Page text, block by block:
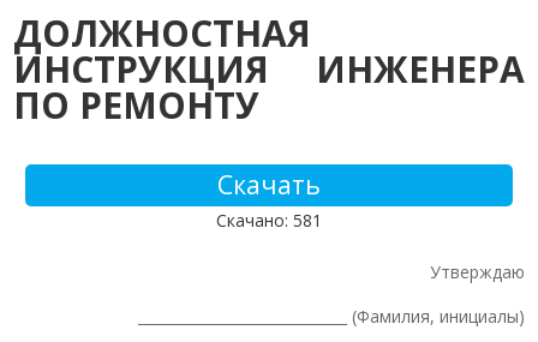
ДОЛЖНОСТНАЯ
ИНСТРУКЦИЯ ИНЖЕНЕРА
ПО РЕМОНТУ
Скачать
Скачано: 581
Утверждаю
_____________________________ (Фамилия, инициалы)